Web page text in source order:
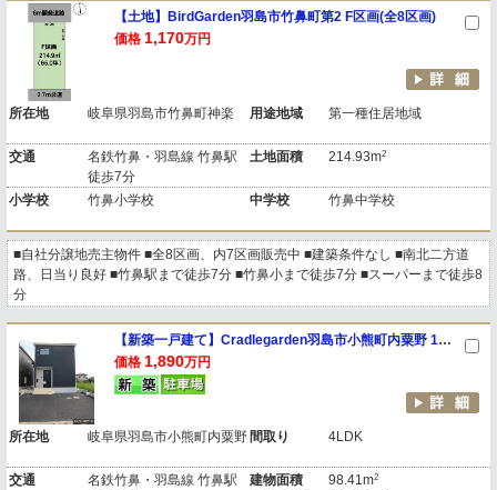
【土地】BirdGarden羽島市竹鼻町第2 F区画(全8区画)
価格 1,170万円
所在地 岐阜県羽島市竹鼻町神楽 用途地域 第一種住居地域
交通
名鉄竹鼻・羽島線 竹鼻駅
徒歩7分
土地面積 214.93m2
小学校 竹鼻小学校 中学校 竹鼻中学校
■自社分譲地売主物件 ■全8区画、内7区画販売中 ■建築条件なし ■南北二方道
路、日当り良好 ■竹鼻駅まで徒歩7分 ■竹鼻小まで徒歩7分 ■スーパーまで徒歩8
分
【新築一戸建て】Cradlegarden羽島市小熊町内粟野 1号棟
価格 1,890万円
所在地 岐阜県羽島市小熊町内粟野 間取り 4LDK
交通
名鉄竹鼻・羽島線 竹鼻駅
建物面積
98.41m2